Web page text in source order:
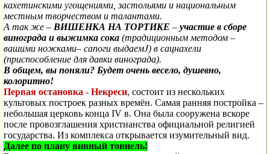
кахетинскими угощениями,застольями и национальным
местным творчеством и талантами.
А так же – ВИШЕНКА НА ТОРТИКЕ – участие в сборе
винограда и выжимка сока (традиционным методом –
вашими ножками– сапоги выдаемJ) в сацнахели
(приспособление для давки винограда).
В общем, вы поняли? Будет очень весело, душевно,
колоритно!
Первая остановка - Некреси, состоит из нескольких
культовых построек разных времён. Самая ранняя постройка –
небольшая церковь конца IV в. Она была сооружена вскоре
после провозглашения христианства официальной религией
государства. Из комплекса открывается изумительный вид.
Далее по плану винный тоннель!